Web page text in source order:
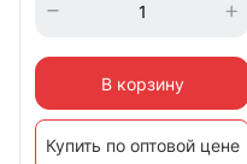
В корзину
Купить по оптовой цене